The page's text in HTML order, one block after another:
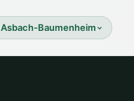
Asbach-Baumenheim